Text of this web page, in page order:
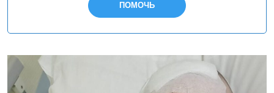
ПОМОЧЬ